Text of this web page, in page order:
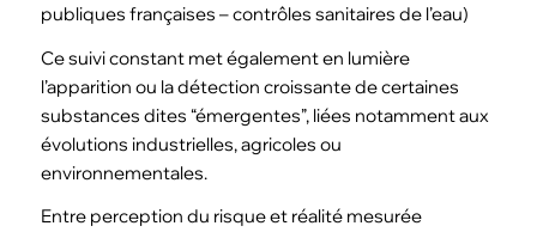
publiques françaises – contrôles sanitaires de l’eau)
Ce suivi constant met également en lumière
l’apparition ou la détection croissante de certaines
substances dites “émergentes”, liées notamment aux
évolutions industrielles, agricoles ou
environnementales.
Entre perception du risque et réalité mesurée